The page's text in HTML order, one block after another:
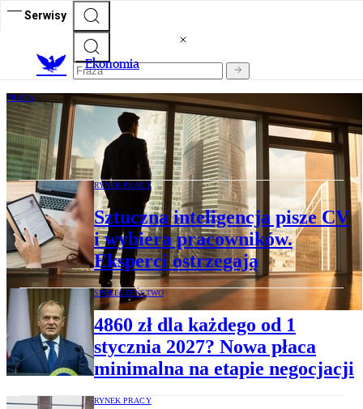
Serwisy
Ekonomia
PRACA
Awans nie daje szczęścia. Wielu
menedżerów wybrałoby dziś inną karierę
RYNEK PRACY
Sztuczna inteligencja pisze CV
i wybiera pracowników.
Eksperci ostrzegają
SPOŁECZEŃSTWO
4860 zł dla każdego od 1
stycznia 2027? Nowa płaca
minimalna na etapie negocjacji
RYNEK PRACY